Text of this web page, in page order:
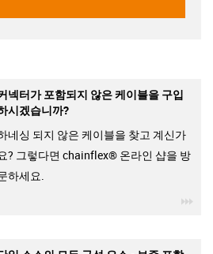
넥터가 포함되지 않은 케이블을 구입
시겠습니까?
네싱 되지 않은 케이블을 찾고 계신가
? 그렇다면 chainflex® 온라인 샵을 방
하세요.